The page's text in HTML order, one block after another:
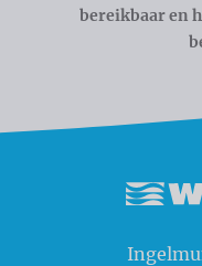
bereikbaar en